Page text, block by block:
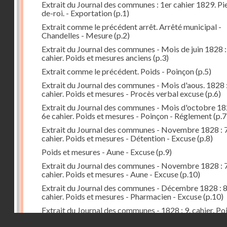
Extrait du Journal des communes : 1er cahier 1829.
de-roi. - Exportation(p.1)
Extrait comme le précédent arrêt. Arrêté municipal -
Chandelles - Mesure(p.2)
Extrait du Journal des communes - Mois de juin 1828
cahier. Poids et mesures anciens (p.3)
Extrait comme le précédent. Poids - Poinçon(p.5)
Extrait du Journal des communes - Mois d'aous. 1828
cahier. Poids et mesures - Procès verbal excuse(p.6)
Extrait du Journal des communes - Mois d'octobre
6e cahier. Poids et mesures - Poinçon - Réglement
Extrait du Journal des communes - Novembre 1828 :
cahier. Poids et mesures - Détention - Excuse(p.8)
Poids et mesures - Aune - Excuse(p.9)
Extrait du Journal des communes - Novembre 1828 :
cahier. Poids et mesures - Aune - Excuse(p.10)
Extrait du Journal des communes - Décembre 1828 :
cahier. Poids et mesures - Pharmacien - Excuse(p.10)
Extrait du Journal des communes - 1828 : 9. cahier.